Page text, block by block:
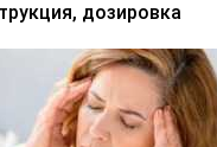
дозировка